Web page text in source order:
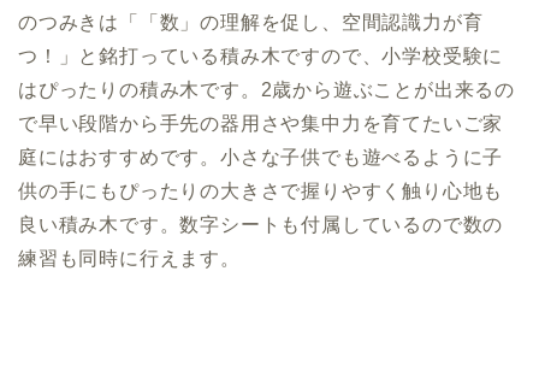
のつみきは「「数」の理解を促し、空間認識力が育
つ！」と銘打っている積み木ですので、小学校受験に
はぴったりの積み木です。2歳から遊ぶことが出来るの
で早い段階から手先の器用さや集中力を育てたいご家
庭にはおすすめです。小さな子供でも遊べるように子
供の手にもぴったりの大きさで握りやすく触り心地も
良い積み木です。数字シートも付属しているので数の
練習も同時に行えます。